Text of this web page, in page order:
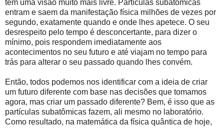
têm uma visão muito mais livre. Partículas subatômicas
entram e saem da manifestação física milhões de vezes por
segundo, exatamente quando e onde lhes apetece. O seu
desrespeito pelo tempo é desconcertante, para dizer o
mínimo, pois respondem imediatamente aos
acontecimentos no seu futuro e até viajam no tempo para
trás para alterar o seu passado quando lhes convém.
Então, todos podemos nos identificar com a ideia de criar
um futuro diferente com base nas decisões que tomamos
agora, mas criar um passado diferente? Bem, é isso que as
partículas subatômicas fazem, ali mesmo no laboratório.
Como resultado, na matemática da física quântica de hoje,